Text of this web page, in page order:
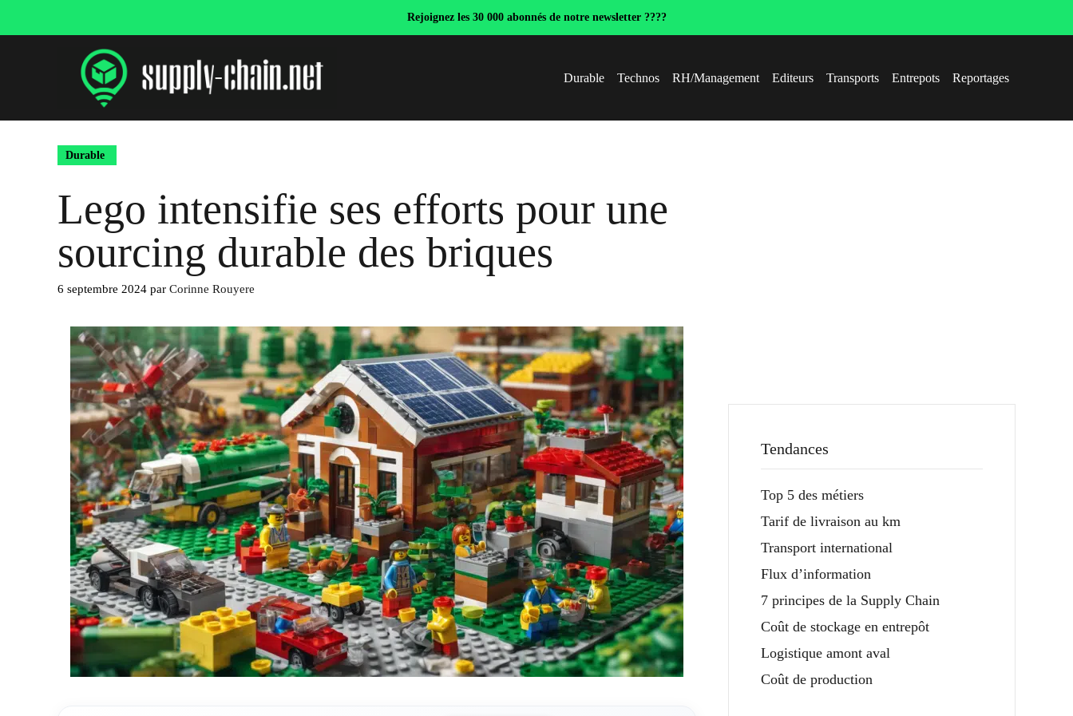
Rejoignez les 30 000 abonnés de notre newsletter ????
Durable Technos RH/Management Editeurs Transports Entrepots Reportages
Durable
Lego intensifie ses efforts pour une
sourcing durable des briques
6 septembre 2024 par Corinne Rouyere
Tendances
Top 5 des métiers
Tarif de livraison au km
Transport international
Flux d’information
7 principes de la Supply Chain
Coût de stockage en entrepôt
Logistique amont aval
Coût de production